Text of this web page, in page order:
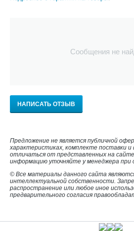
Сообщения не
НАПИСАТЬ ОТЗЫВ
Предложение не является публичной
характеристиках, комплекте поставки
отличаться от представленных на
информацию уточняйте у менеджера при
© Все материалы данного сайта
интеллектуальной собственности.
распространение или любое иное
предварительного согласия